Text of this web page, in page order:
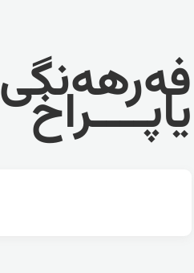
فەرهەنگی
یاپــــراخ